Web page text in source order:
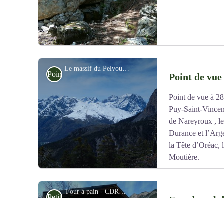
Voir l'image en plein écran
Le massif du Pelvoux - CDRP05
Point de vue Point de vue
Point de vue à
Puy-Saint-
de Nareyroux ,
Durance et
la Tête d’Oréac,
Moutière.
Four à pain - CDRP05